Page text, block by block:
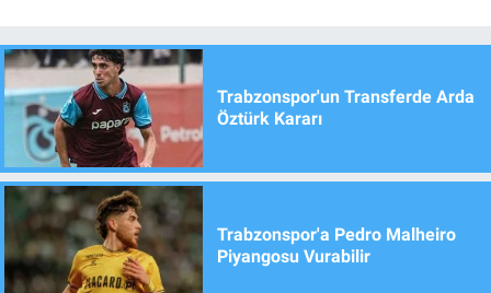
Trabzonspor'un Transferde Arda
Öztürk Kararı
Trabzonspor'a Pedro Malheiro
Piyangosu Vurabilir